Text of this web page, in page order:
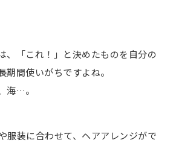
、「これ！」と決めたものを自分の
期間使いがちですよね。
海…。
服装に合わせて、ヘアアレンジがで